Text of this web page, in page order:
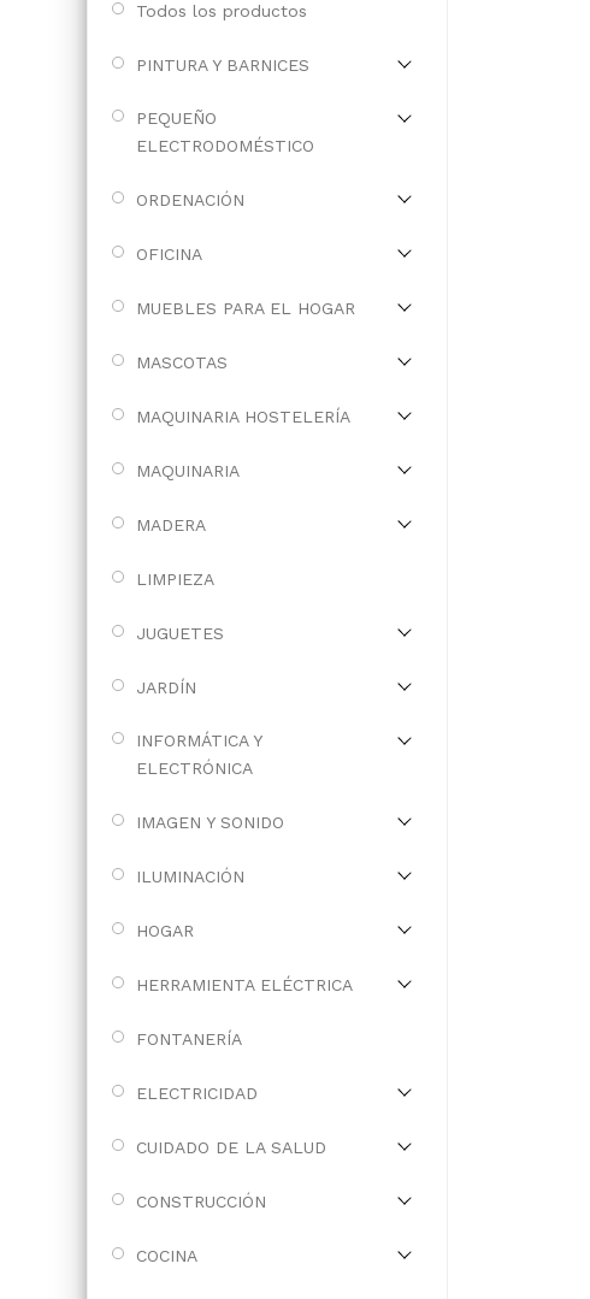
Todos los productos
PINTURA Y BARNICES
PEQUEÑO
ELECTRODOMÉSTICO
ORDENACIÓN
OFICINA
MUEBLES PARA EL HOGAR
MASCOTAS
MAQUINARIA HOSTELERÍA
MAQUINARIA
MADERA
LIMPIEZA
JUGUETES
JARDÍN
INFORMÁTICA Y
ELECTRÓNICA
IMAGEN Y SONIDO
ILUMINACIÓN
HOGAR
HERRAMIENTA ELÉCTRICA
FONTANERÍA
ELECTRICIDAD
CUIDADO DE LA SALUD
CONSTRUCCIÓN
COCINA